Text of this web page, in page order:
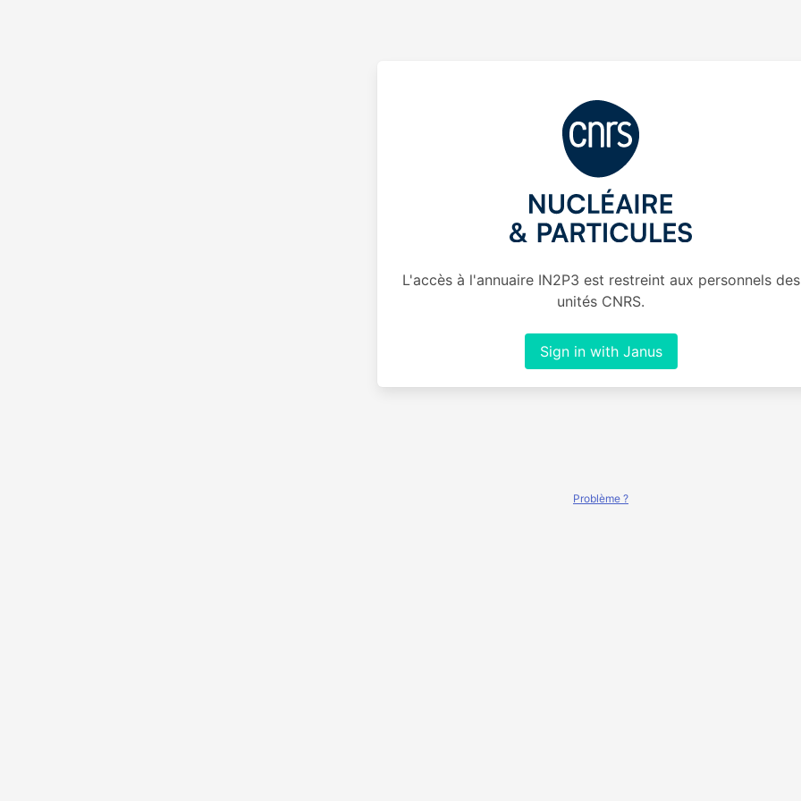
L'accès à l'annuaire IN2P3 est restreint aux personnels des
unités CNRS.
Sign in with Janus
Problème ?